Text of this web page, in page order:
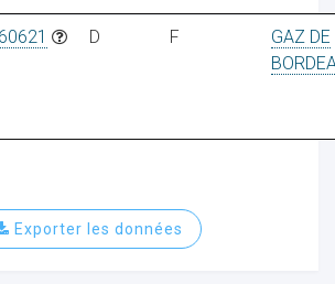
60621 D F
GAZ DE
Exporter les données